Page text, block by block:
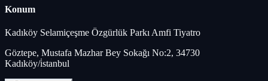
Konum
Kadıköy Selamiçeşme Özgürlük Parkı Amfi Tiyatro
Göztepe, Mustafa Mazhar Bey Sokağı No:2, 34730
Kadıköy/i̇stanbul